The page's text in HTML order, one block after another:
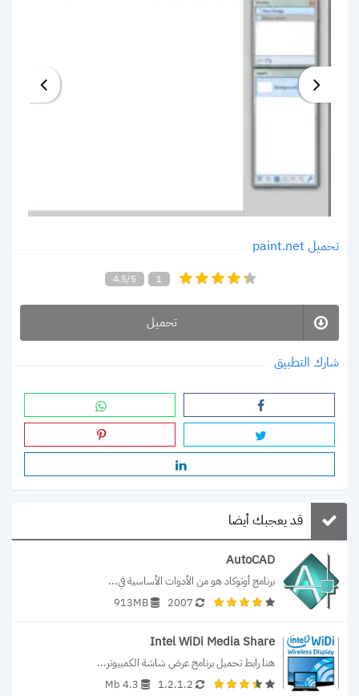
تحميل paint.net
4.5/5 1
تحميل
شارك التطبيق
قد يعجبك أيضا
AutoCAD
برنامج أوتوكاد هو من الأدوات الأساسية في...
2007
913MB
Intel WiDi Media Share
هنا رابط تحميل برنامج عرض شاشة الكمبيوتر...
1.2.1.2
4.3 Mb